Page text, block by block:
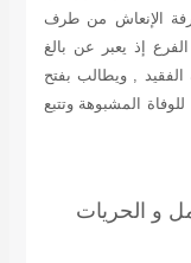
الإنعاش من طرف
إذ يعبر عن بالغ
الفقيد , ويطالب بفتح
المشبوهة وتتبع
وتنفيذا .
و الحريات